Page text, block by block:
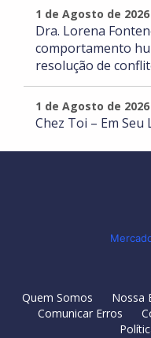
1 de Agosto de 2026
Dra. Lorena
comportamento
resolução de
1 de Agosto de 2026
Chez Toi – Em Seu
Quem Somos Nossa
Comunicar Erros